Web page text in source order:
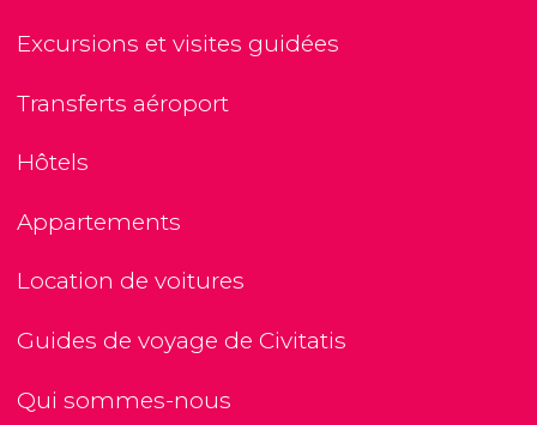
Excursions et visites guidées
Transferts aéroport
Hôtels
Appartements
Location de voitures
Guides de voyage de Civitatis
Qui sommes-nous